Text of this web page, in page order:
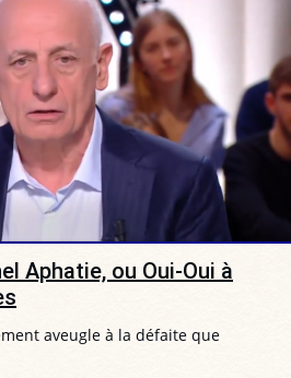
Aphatie, ou Oui-Oui à
aveugle à la défaite que